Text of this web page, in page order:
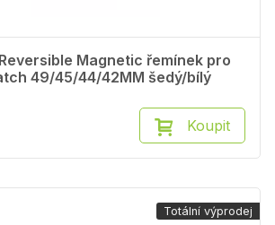
Magnetic řemínek pro
49/45/44/42MM šedý/bílý
Koupit
Totální výprodej